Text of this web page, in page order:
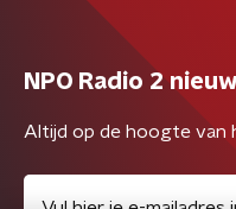
NPO Radio 2
Altijd op de hoogte van